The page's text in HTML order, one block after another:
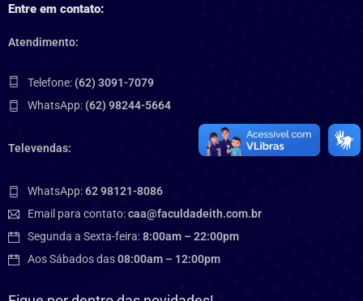
Entre em contato:
Atendimento:
Telefone: (62) 3091-7079
WhatsApp: (62) 98244-5664
Televendas:
WhatsApp:62 98121-8086
Email para contato:caa@faculdadeith.com.br
Segunda a Sexta-feira:8:00am – 22:00pm
Aos Sábados das08:00am – 12:00pm